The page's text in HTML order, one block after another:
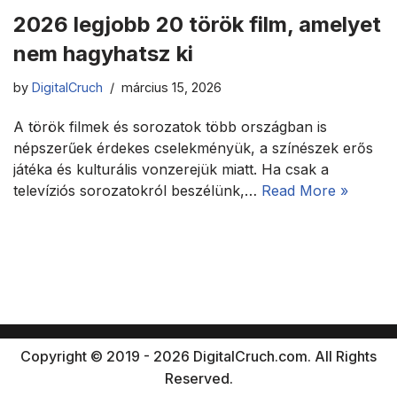
2026 legjobb 20 török film, amelyet
nem hagyhatsz ki
by DigitalCruch március 15, 2026
A török filmek és sorozatok több országban is
népszerűek érdekes cselekményük, a színészek erős
játéka és kulturális vonzerejük miatt. Ha csak a
televíziós sorozatokról beszélünk,… Read More »
Copyright © 2019 - 2026 DigitalCruch.com. All Rights
Reserved.